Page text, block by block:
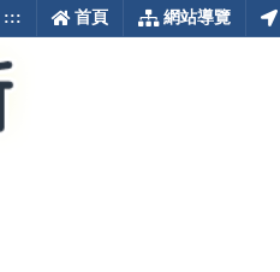
::: 首頁 網站導覽